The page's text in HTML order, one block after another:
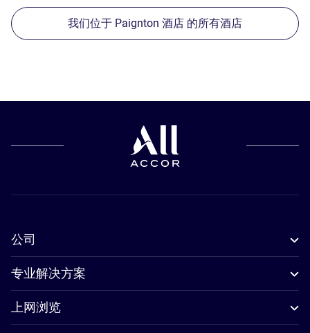
我们位于 Paignton 酒店 的所有酒店
公司
专业解决方案
上网浏览